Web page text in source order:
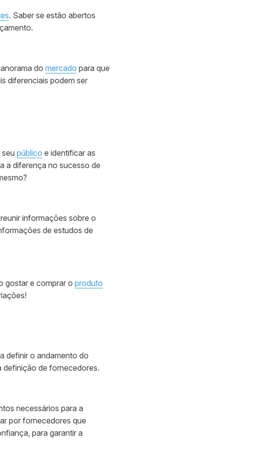
. Saber se estão abertos
do mercado para que
diferenciais podem ser
público e identificar as
a diferença no sucesso de
informações sobre o
de estudos de
gostar e comprar o produto
definir o andamento do
definição de fornecedores.
necessários para a
por fornecedores que
para garantir a